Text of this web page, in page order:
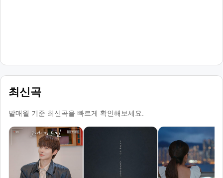
최신곡
발매월 기준 최신곡을 빠르게 확인해보세요.